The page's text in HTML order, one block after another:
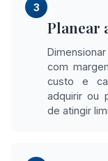
3
Planear
com
custo e
adquirir ou
de atingir